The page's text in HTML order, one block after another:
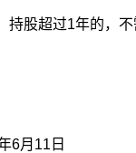
股超过1年的，不
6月11日